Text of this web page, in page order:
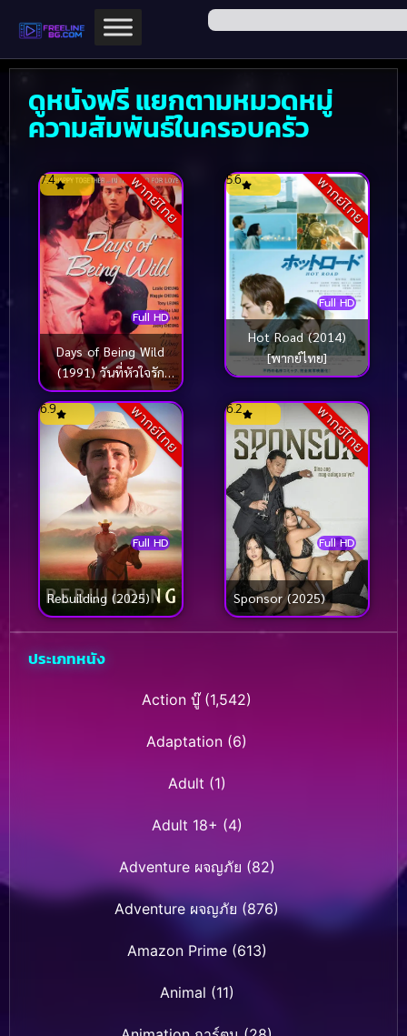
ดูหนังฟรี แยกตามหมวดหมู่
ความสัมพันธ์ในครอบครัว
พากย์ไทย
Full HD
7.4
Days of Being Wild
(1991) วันที่หัวใจรัก
กล้าตัดขอบฟ้า
พากย์ไทย
Full HD
5.6
Hot Road (2014)
[พากย์ไทย]
พากย์ไทย
Full HD
6.9
Rebuilding (2025)
พากย์ไทย
Full HD
6.2
Sponsor (2025)
ประเภทหนัง
Action บู๊(1,542)
Adaptation (6)
Adult (1)
Adult 18+ (4)
Adventure ผจญภัย (82)
Adventure ผจญภัย (876)
Amazon Prime(613)
Animal (11)